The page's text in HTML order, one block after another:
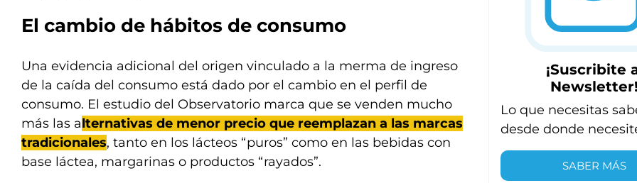
El cambio de hábitos de consumo
Una evidencia adicional del origen vinculado a la merma de ingreso
de la caída del consumo está dado por el cambio en el perfil de
consumo. El estudio del Observatorio marca que se venden mucho
más las alternativas de menor precio que reemplazan a las marcas
tradicionales, tanto en los lácteos “puros” como en las bebidas con
base láctea, margarinas o productos “rayados”.
¡Suscribite
Newsletter!
Lo que necesitas
desde donde
SABER MÁS